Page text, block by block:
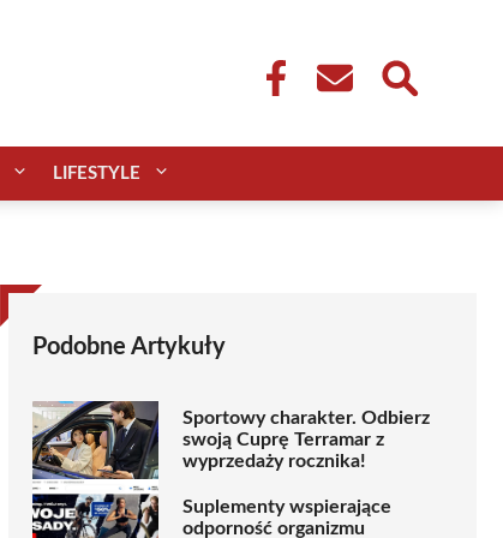
LIFESTYLE
Podobne Artykuły
Sportowy charakter. Odbierz
swoją Cuprę Terramar z
wyprzedaży rocznika!
Suplementy wspierające
odporność organizmu